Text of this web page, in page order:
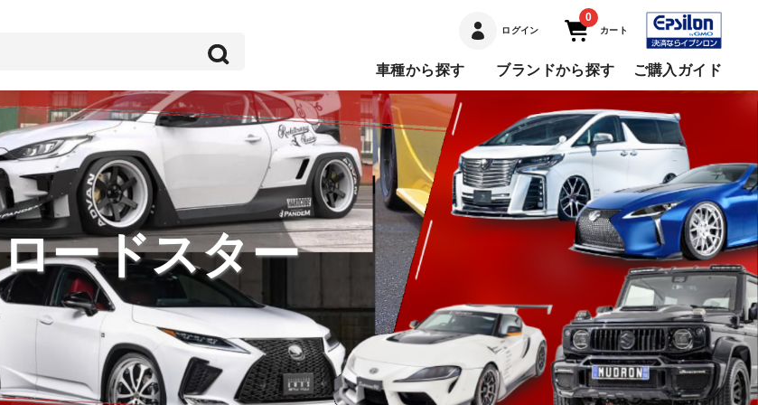
ログイン
0
カート
車種から探す ブランドから探す ご購入ガイド
ロードスター